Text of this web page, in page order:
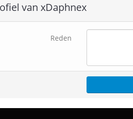
van xDaphnex
Reden